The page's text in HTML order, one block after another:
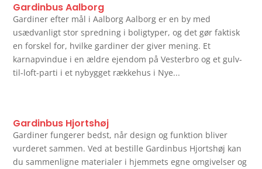
Gardinbus Aalborg
Gardiner efter mål i Aalborg Aalborg er en by med
usædvanligt stor spredning i boligtyper, og det gør faktisk
en forskel for, hvilke gardiner der giver mening. Et
karnapvindue i en ældre ejendom på Vesterbro og et gulv-
til-loft-parti i et nybygget rækkehus i Nye...
Gardinbus Hjortshøj
Gardiner fungerer bedst, når design og funktion bliver
vurderet sammen. Ved at bestille Gardinbus Hjortshøj kan
du sammenligne materialer i hjemmets egne omgivelser og